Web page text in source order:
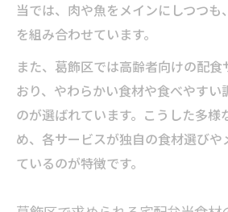
当では、肉や魚をメインにしつつ
を組み合わせています。
また、葛飾区では高齢者向けの配
おり、やわらかい食材や食べやすい
のが選ばれています。こうした多様
め、各サービスが独自の食材選び
ているのが特徴です。